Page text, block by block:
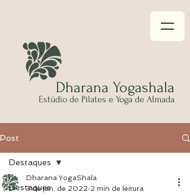
Dharana Yogashala
Estúdio de Pilates e Yoga de Almada
Post
Destaques
Destaques
Dharana YogaShala
3 de jan. de 2022 2 min de leitura